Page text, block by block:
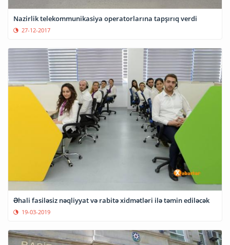
Nazirlik telekommunikasiya operatorlarına tapşırıq verdi
27-12-2017
Əhali fasiləsiz nəqliyyat və rabitə xidmətləri ilə təmin ediləcək
19-03-2019